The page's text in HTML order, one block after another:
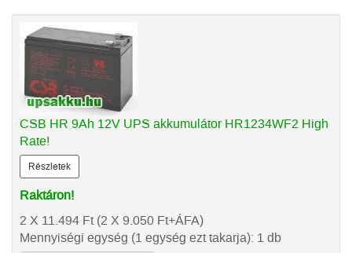
CSB HR 9Ah 12V UPS akkumulátor HR1234WF2 High
Rate!
Részletek
Raktáron!
2 X 11.494 Ft(2 X 9.050 Ft+ÁFA)
Mennyiségi egység (1 egység ezt takarja): 1 db